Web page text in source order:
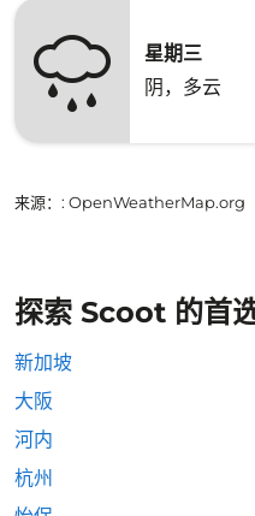
星期三
阴，多云
来源： : OpenWeatherMap.org
探索 Scoot 的首
新加坡
大阪
河内
杭州